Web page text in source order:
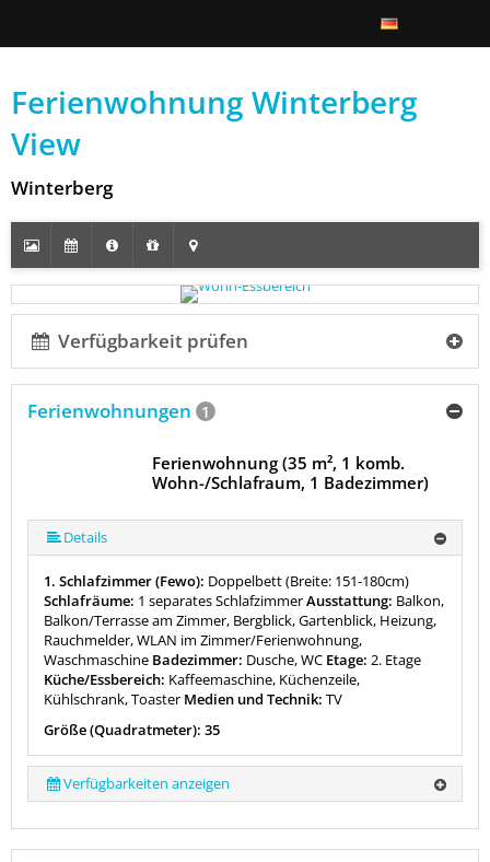
Ferienwohnung Winterberg
View
Winterberg
Verfügbarkeit prüfen
Ferienwohnungen 1
Ferienwohnung (35 m², 1 komb.
Wohn-/Schlafraum, 1 Badezimmer)
Details
1. Schlafzimmer (Fewo): Doppelbett (Breite: 151-180cm)
Schlafräume: 1 separates SchlafzimmerAusstattung: Balkon,
Balkon/Terrasse am Zimmer, Bergblick, Gartenblick, Heizung,
Rauchmelder, WLAN im Zimmer/Ferienwohnung,
Waschmaschine Badezimmer: Dusche, WC Etage: 2. Etage
Küche/Essbereich: Kaffeemaschine, Küchenzeile,
Kühlschrank, Toaster Medien und Technik: TV
Größe (Quadratmeter): 35
Verfügbarkeiten anzeigen